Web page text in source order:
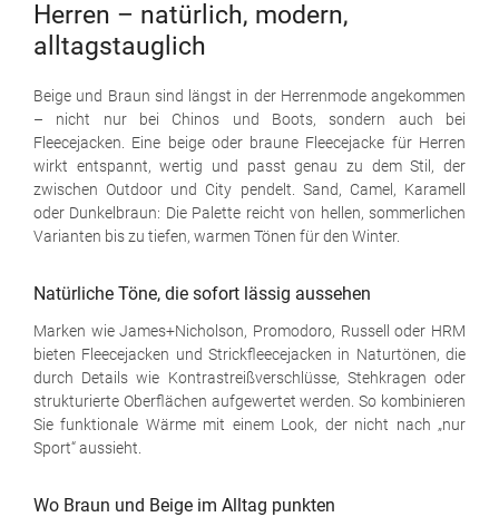
Herren – natürlich, modern,
alltagstauglich
Beige und Braun sind längst in der Herrenmode angekommen
– nicht nur bei Chinos und Boots, sondern auch bei
Fleecejacken. Eine beige oder braune Fleecejacke für Herren
wirkt entspannt, wertig und passt genau zu dem Stil, der
zwischen Outdoor und City pendelt. Sand, Camel, Karamell
oder Dunkelbraun: Die Palette reicht von hellen, sommerlichen
Varianten bis zu tiefen, warmen Tönen für den Winter.
Natürliche Töne, die sofort lässig aussehen
Marken wie James+Nicholson, Promodoro, Russell oder HRM
bieten Fleecejacken und Strickfleecejacken in Naturtönen, die
durch Details wie Kontrastreißverschlüsse, Stehkragen oder
strukturierte Oberflächen aufgewertet werden. So kombinieren
Sie funktionale Wärme mit einem Look, der nicht nach „nur
Sport“ aussieht.
Wo Braun und Beige im Alltag punkten